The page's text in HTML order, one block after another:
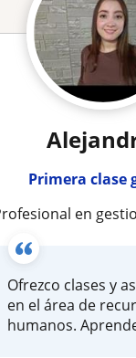
Primera clase
profesional en gestion humana con mas de 10 años de experiencia /
Ofrezco clases y
en el área de
humanos.